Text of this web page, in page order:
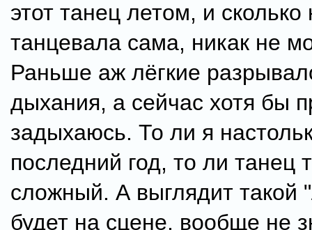
этот танец летом, и сколько
танцевала сама, никак не
Раньше аж лёгкие
дыхания, а сейчас хотя бы
задыхаюсь. То ли я
последний год, то ли танец
сложный. А выглядит такой
будет на сцене, вообще не